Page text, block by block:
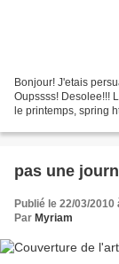
Bonjour! J'etais
Oupssss! Desolee!!!
le printemps, spring
pas une
Publié le 22/03/2010
Par Myriam